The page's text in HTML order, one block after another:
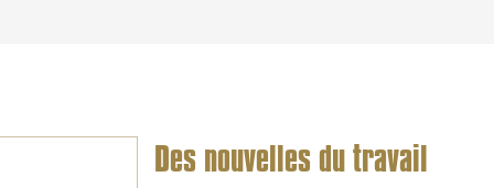
Des nouvelles du travail